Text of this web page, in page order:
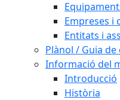
Empreses i
Entitats i
Plànol / Guia
Informació del
Introducció
Història